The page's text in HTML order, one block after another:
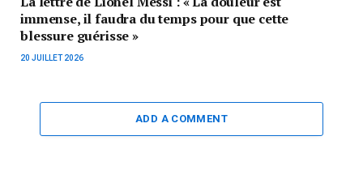
immense, il faudra du temps pour que cette
blessure guérisse »
20 JUILLET 2026
ADD A COMMENT